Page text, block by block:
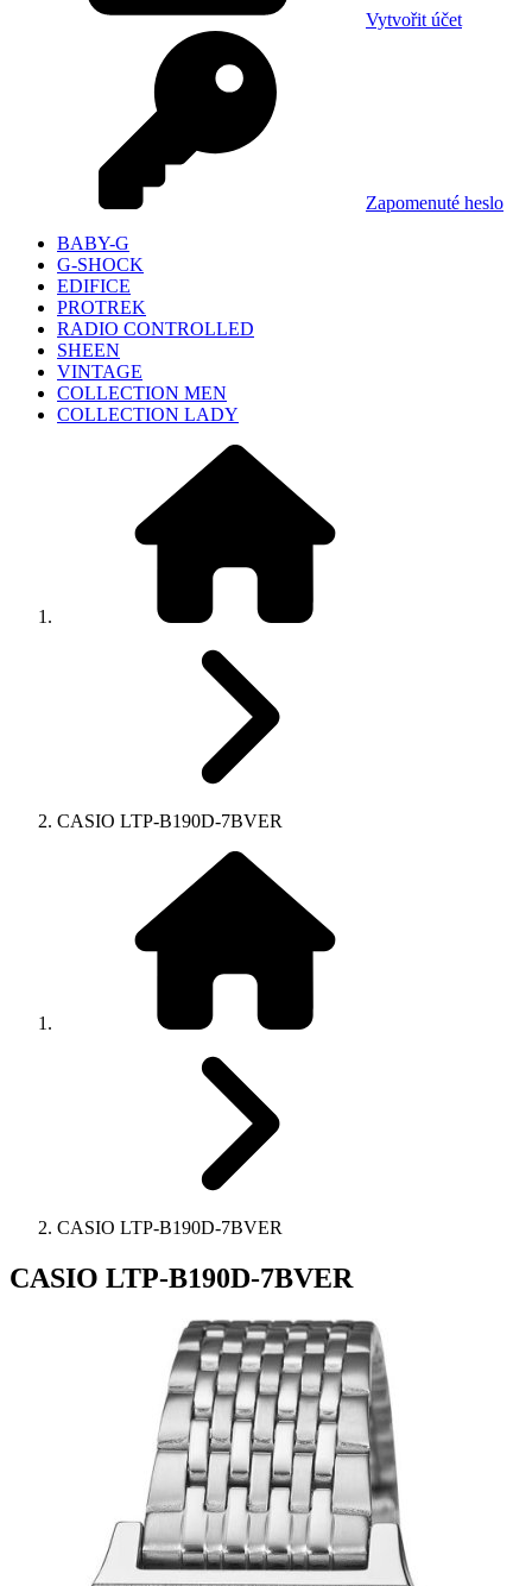
Vytvořit účet
Zapomenuté heslo
BABY-G
G-SHOCK
EDIFICE
PROTREK
RADIO CONTROLLED
SHEEN
VINTAGE
COLLECTION MEN
COLLECTION LADY
CASIO LTP-B190D-7BVER
CASIO LTP-B190D-7BVER
CASIO LTP-B190D-7BVER